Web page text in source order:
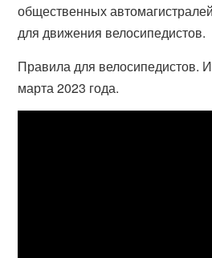
общественных
для движения велосипедистов.
Правила для велосипедистов.
марта 2023 года.